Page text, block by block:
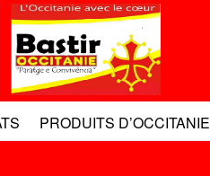
PRODUITS D’OCCITANIE